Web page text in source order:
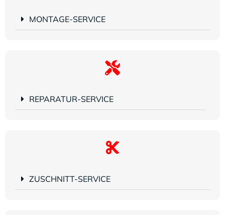
MONTAGE-SERVICE
REPARATUR-SERVICE
ZUSCHNITT-SERVICE